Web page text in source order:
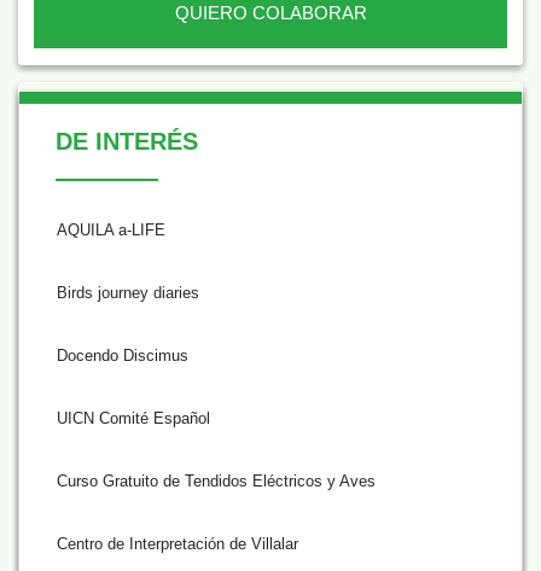
QUIERO COLABORAR
De Interés
DE INTERÉS
AQUILA a-LIFE
Birds journey diaries
Docendo Discimus
UICN Comité Español
Curso Gratuito de Tendidos Eléctricos y Aves
Centro de Interpretación de Villalar